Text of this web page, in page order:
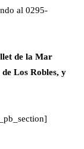
al 0295-
de la Mar
Los Robles, y